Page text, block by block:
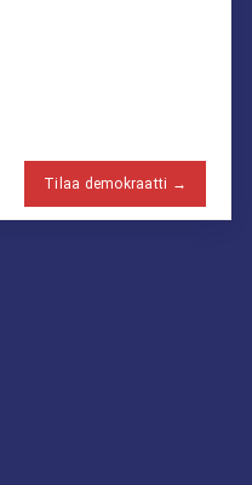
Tilaa demokraatti →